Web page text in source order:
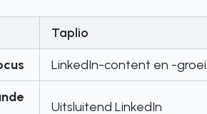
Taplio
LinkedIn-content en -groei
Uitsluitend LinkedIn